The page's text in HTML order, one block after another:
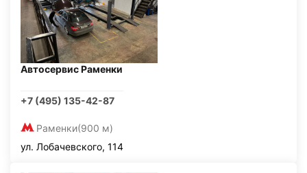
Автосервис Раменки
+7 (495) 135-42-87
Раменки(900 м)
ул. Лобачевского, 114